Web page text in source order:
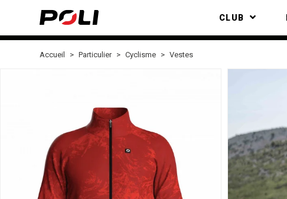
CLUB
Accueil Particulier Cyclisme Vestes